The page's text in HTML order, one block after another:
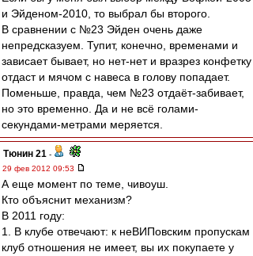
и Эйденом-2010, то выбрал бы второго.
В сравнении с №23 Эйден очень даже
непредсказуем. Тупит, конечно, временами и
зависает бывает, но нет-нет и вразрез конфетку
отдаст и мячом с навеса в голову попадает.
Поменьше, правда, чем №23 отдаёт-забивает,
но это временно. Да и не всё голами-
секундами-метрами меряется.
Тюнин 21 -
29 фев 2012 09:53
А еще момент по теме, чивоуш.
Кто объяснит механизм?
В 2011 году:
1. В клубе отвечают: к неВИПовским пропускам
клуб отношения не имеет, вы их покупаете у